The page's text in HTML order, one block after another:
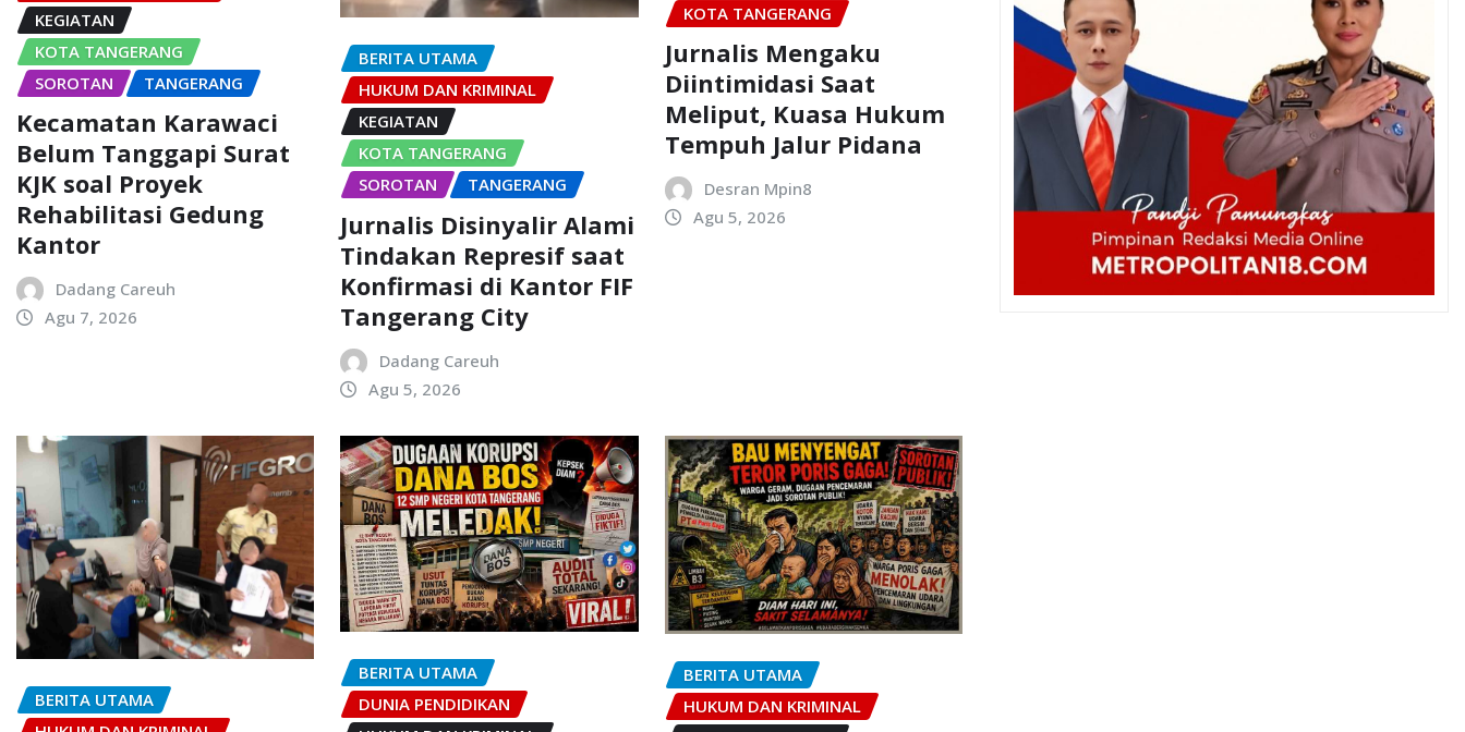
KEGIATAN
KOTA TANGERANG
SOROTAN
TANGERANG
Kecamatan Karawaci
Belum Tanggapi Surat
KJK soal Proyek
Rehabilitasi Gedung
Kantor
Dadang Careuh
Agu 7, 2026
BERITA UTAMA
HUKUM DAN KRIMINAL
KEGIATAN
KOTA TANGERANG
SOROTAN
TANGERANG
Jurnalis Disinyalir Alami
Tindakan Represif saat
Konfirmasi di Kantor FIF
Tangerang City
Dadang Careuh
Agu 5, 2026
KOTA TANGERANG
Jurnalis Mengaku
Diintimidasi Saat
Meliput, Kuasa Hukum
Tempuh Jalur Pidana
Desran Mpin8
Agu 5, 2026
BERITA UTAMA
BERITA UTAMA
DUNIA PENDIDIKAN
BERITA UTAMA
HUKUM DAN KRIMINAL